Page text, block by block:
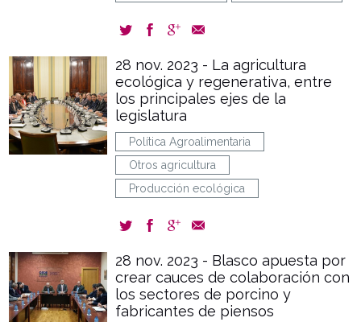
28 nov. 2023 - La agricultura
ecológica y regenerativa, entre
los principales ejes de la
legislatura
Política Agroalimentaria
Otros agricultura
Producción ecológica
28 nov. 2023 - Blasco apuesta por
crear cauces de colaboración con
los sectores de porcino y
fabricantes de piensos